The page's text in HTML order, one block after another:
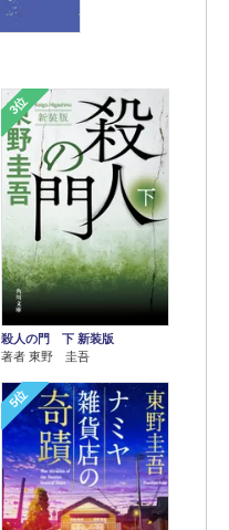
3位
殺人の門 下 新装版
著者 東野 圭吾
5位